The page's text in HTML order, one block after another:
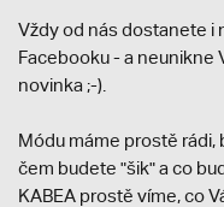
Vždy od nás dostanete i
Facebooku - a neunikne
novinka ;-).
Módu máme prostě rádi,
čem budete "šik" a co
KABEA prostě víme, co